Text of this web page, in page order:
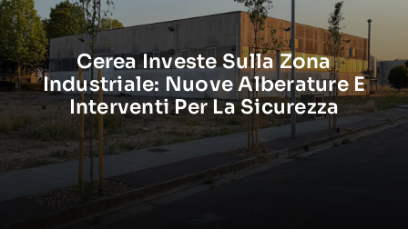
Cerea Investe Sulla Zona
Industriale: Nuove Alberature E
Interventi Per La Sicurezza